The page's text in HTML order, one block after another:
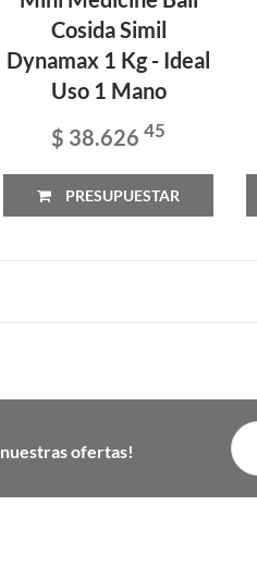
Cosida Simil
Dynamax 1 Kg - Ideal
Uso 1 Mano
$ 38.62645
PRESUPUESTAR
nuestras ofertas!